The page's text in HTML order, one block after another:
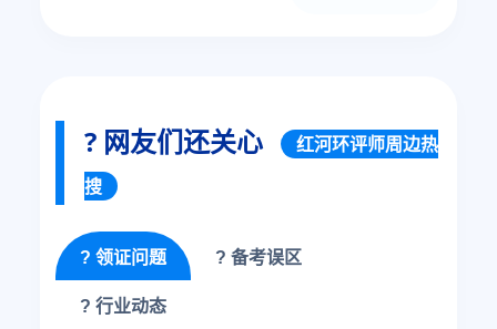
? 网友们还关心
红河环评师周边热
搜
? 领证问题 ? 备考误区
? 行业动态